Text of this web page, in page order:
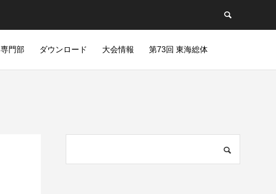
専門部 ダウンロード 大会情報 第73回 東海総体